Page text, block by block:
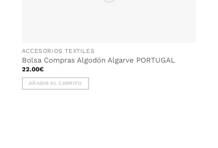
ACCESORIOS TEXTILES
Bolsa Compras Algodón Algarve PORTUGAL
22.00€
AÑADIR AL CARRITO